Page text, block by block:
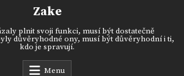
Zake
plnit svoji funkci, musí být dostatečně
důvěryhodné ony, musí být důvěryhodní i ti,
kdo je spravují.
Menu